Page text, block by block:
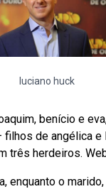
luciano huck
benício e
filhos de angélica
três herdeiros.
enquanto o